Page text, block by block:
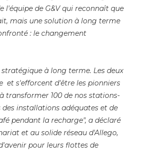
l'équipe de G&V qui reconnaît que
mais une solution à long terme
: le changement
à long terme. Les deux
et s'efforcent d'être les pionniers
transformer 100 de nos stations-
des installations adéquates et de
pendant la recharge", a déclaré
et au solide réseau d'Allego,
pour leurs flottes de